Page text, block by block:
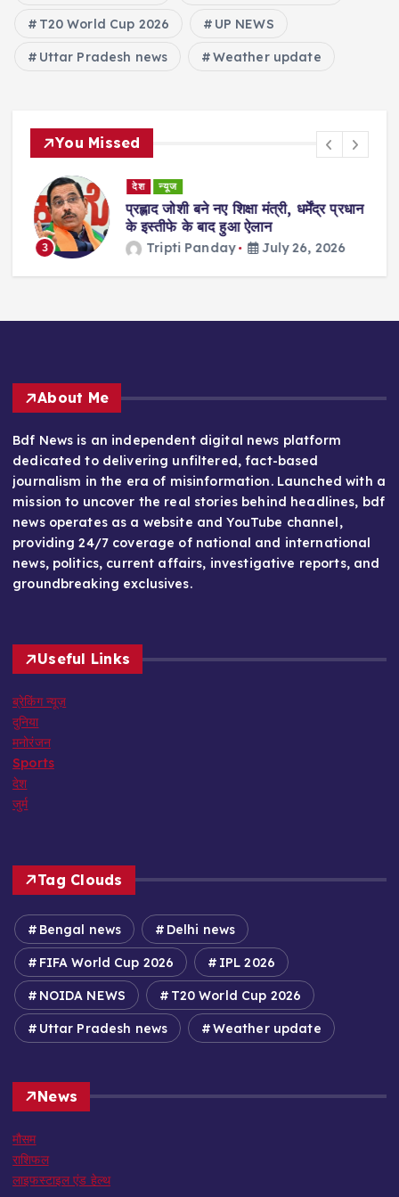
T20 World Cup 2026 UP NEWS
Uttar Pradesh news Weather update
You Missed
3
देश न्यूज
प्रह्लाद जोशी बने नए शिक्षा मंत्री, धर्मेंद्र प्रधान
के इस्तीफे के बाद हुआ ऐलान
Tripti Panday July 26, 2026
About Me
Bdf News is an independent digital news platform
dedicated to delivering unfiltered, fact-based
journalism in the era of misinformation. Launched with a
mission to uncover the real stories behind headlines, bdf
news operates as a website and YouTube channel,
providing 24/7 coverage of national and international
news, politics, current affairs, investigative reports, and
groundbreaking exclusives.
Useful Links
ब्रेकिंग न्यूज़
दुनिया
मनोरंजन
Sports
देश
जुर्म
Tag Clouds
Bengal news Delhi news
FIFA World Cup 2026 IPL 2026
NOIDA NEWS T20 World Cup 2026
Uttar Pradesh news Weather update
News
मौसम
राशिफल
लाइफस्टाइल एंड हेल्थ